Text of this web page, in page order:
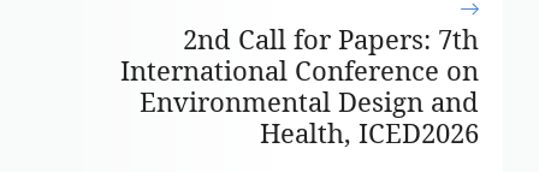
2nd Call for Papers: 7th
International Conference on
Environmental Design and
Health, ICED2026